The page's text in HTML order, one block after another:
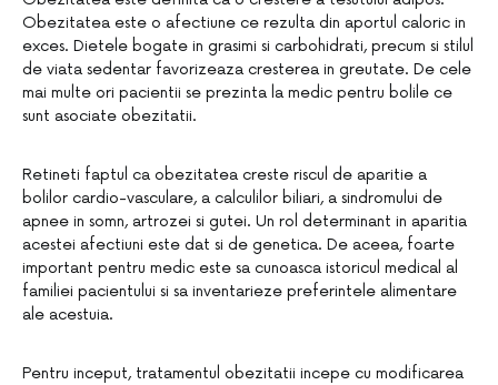
Obezitatea este o afectiune ce rezulta din aportul caloric in
exces. Dietele bogate in grasimi si carbohidrati, precum si stilul
de viata sedentar favorizeaza cresterea in greutate. De cele
mai multe ori pacientii se prezinta la medic pentru bolile ce
sunt asociate obezitatii.
Retineti faptul ca obezitatea creste riscul de aparitie a
bolilor cardio-vasculare, a calculilor biliari, a sindromului de
apnee in somn, artrozei si gutei. Un rol determinant in aparitia
acestei afectiuni este dat si de genetica. De aceea, foarte
important pentru medic este sa cunoasca istoricul medical al
familiei pacientului si sa inventarieze preferintele alimentare
ale acestuia.
Pentru inceput, tratamentul obezitatii incepe cu modificarea